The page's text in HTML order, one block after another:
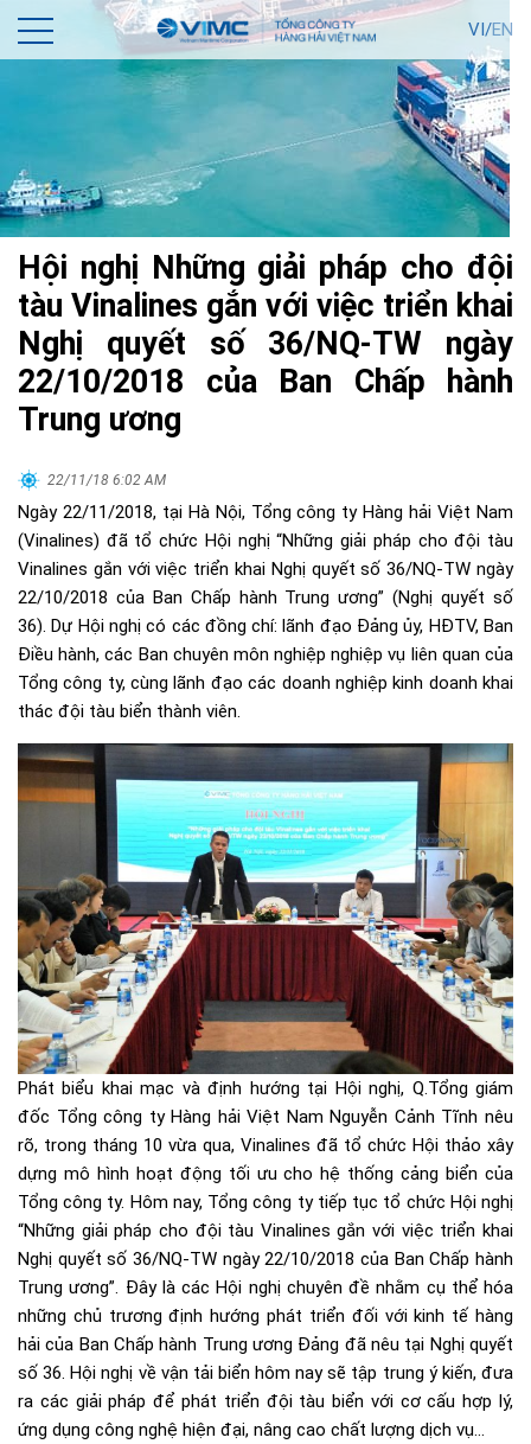
VI/EN
Hội nghị Những giải pháp cho đội
tàu Vinalines gắn với việc triển khai
Nghị quyết số 36/NQ-TW ngày
22/10/2018 của Ban Chấp hành
Trung ương
22/11/18 6:02 AM
Ngày 22/11/2018, tại Hà Nội, Tổng công ty Hàng hải Việt Nam
(Vinalines) đã tổ chức Hội nghị “Những giải pháp cho đội tàu
Vinalines gắn với việc triển khai Nghị quyết số 36/NQ-TW ngày
22/10/2018 của Ban Chấp hành Trung ương” (Nghị quyết số
36). Dự Hội nghị có các đồng chí: lãnh đạo Đảng ủy, HĐTV, Ban
Điều hành, các Ban chuyên môn nghiệp nghiệp vụ liên quan của
Tổng công ty, cùng lãnh đạo các doanh nghiệp kinh doanh khai
thác đội tàu biển thành viên.
Phát biểu khai mạc và định hướng tại Hội nghị, Q.Tổng giám
đốc Tổng công ty Hàng hải Việt Nam Nguyễn Cảnh Tĩnh nêu
rõ, trong tháng 10 vừa qua, Vinalines đã tổ chức Hội thảo xây
dựng mô hình hoạt động tối ưu cho hệ thống cảng biển của
Tổng công ty. Hôm nay, Tổng công ty tiếp tục tổ chức Hội nghị
“Những giải pháp cho đội tàu Vinalines gắn với việc triển khai
Nghị quyết số 36/NQ-TW ngày 22/10/2018 của Ban Chấp hành
Trung ương”. Đây là các Hội nghị chuyên đề nhằm cụ thể hóa
những chủ trương định hướng phát triển đối với kinh tế hàng
hải của Ban Chấp hành Trung ương Đảng đã nêu tại Nghị quyết
số 36. Hội nghị về vận tải biển hôm nay sẽ tập trung ý kiến, đưa
ra các giải pháp để phát triển đội tàu biển với cơ cấu hợp lý,
ứng dụng công nghệ hiện đại, nâng cao chất lượng dịch vụ…